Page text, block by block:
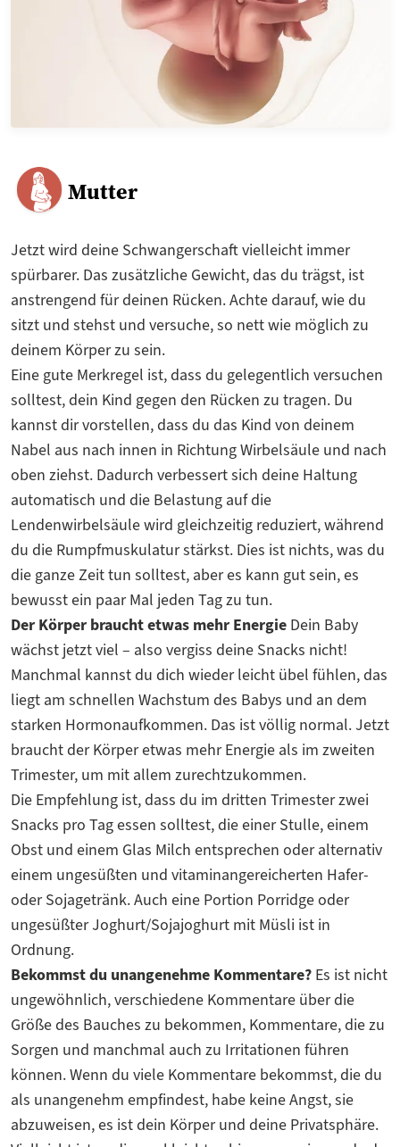
Mutter
Jetzt wird deine Schwangerschaft vielleicht immer
spürbarer. Das zusätzliche Gewicht, das du trägst, ist
anstrengend für deinen Rücken. Achte darauf, wie du
sitzt und stehst und versuche, so nett wie möglich zu
deinem Körper zu sein.
Eine gute Merkregel ist, dass du gelegentlich versuchen
solltest, dein Kind gegen den Rücken zu tragen. Du
kannst dir vorstellen, dass du das Kind von deinem
Nabel aus nach innen in Richtung Wirbelsäule und nach
oben ziehst. Dadurch verbessert sich deine Haltung
automatisch und die Belastung auf die
Lendenwirbelsäule wird gleichzeitig reduziert, während
du die Rumpfmuskulatur stärkst. Dies ist nichts, was du
die ganze Zeit tun solltest, aber es kann gut sein, es
bewusst ein paar Mal jeden Tag zu tun.
Der Körper braucht etwas mehr Energie Dein Baby
wächst jetzt viel – also vergiss deine Snacks nicht!
Manchmal kannst du dich wieder leicht übel fühlen, das
liegt am schnellen Wachstum des Babys und an dem
starken Hormonaufkommen. Das ist völlig normal. Jetzt
braucht der Körper etwas mehr Energie als im zweiten
Trimester, um mit allem zurechtzukommen.
Die Empfehlung ist, dass du im dritten Trimester zwei
Snacks pro Tag essen solltest, die einer Stulle, einem
Obst und einem Glas Milch entsprechen oder alternativ
einem ungesüßten und vitaminangereicherten Hafer-
oder Sojagetränk. Auch eine Portion Porridge oder
ungesüßter Joghurt/Sojajoghurt mit Müsli ist in
Ordnung.
Bekommst du unangenehme Kommentare? Es ist nicht
ungewöhnlich, verschiedene Kommentare über die
Größe des Bauches zu bekommen, Kommentare, die zu
Sorgen und manchmal auch zu Irritationen führen
können. Wenn du viele Kommentare bekommst, die du
als unangenehm empfindest, habe keine Angst, sie
abzuweisen, es ist dein Körper und deine Privatsphäre.